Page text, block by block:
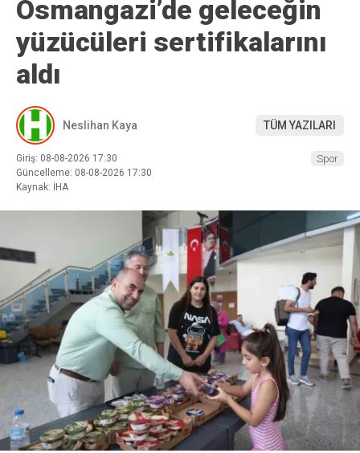
Osmangazi’de geleceğin
yüzücüleri sertifikalarını
aldı
Neslihan Kaya TÜM YAZILARI
Giriş: 08-08-2026 17:30
Güncelleme: 08-08-2026 17:30
Kaynak: İHA
Spor